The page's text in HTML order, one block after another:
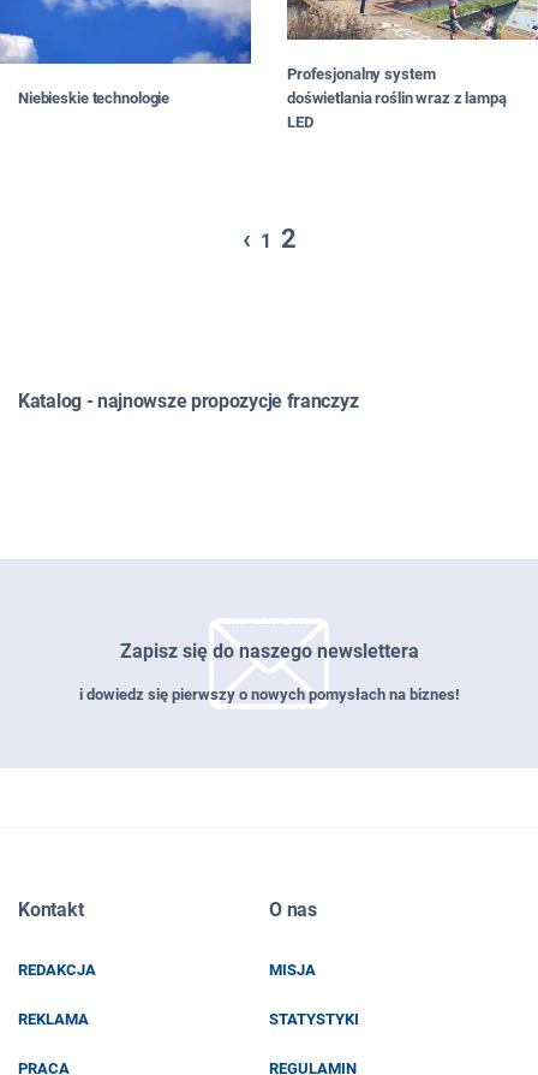
Niebieskie technologie
Profesjonalny system
doświetlania roślin wraz z lampą
LED
‹ 1 2
Katalog - najnowsze propozycje franczyz
Zapisz się do naszego newslettera
i dowiedz się pierwszy o nowych pomysłach na biznes!
EMAIL
Kontakt
REDAKCJA
REKLAMA
PRACA
O nas
MISJA
STATYSTYKI
REGULAMIN